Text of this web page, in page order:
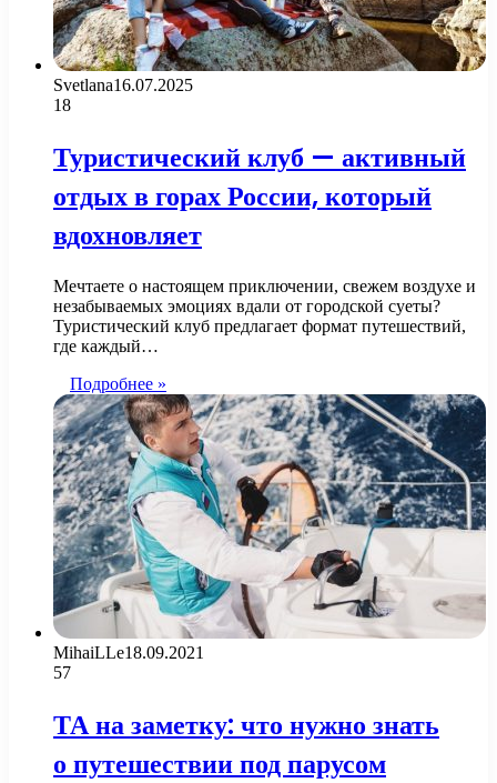
Svetlana16.07.2025
18
Туристический клуб — активный
отдых в горах России, который
вдохновляет
Мечтаете о настоящем приключении, свежем воздухе и
незабываемых эмоциях вдали от городской суеты?
Туристический клуб предлагает формат путешествий,
где каждый…
Подробнее »
MihaiLLe18.09.2021
57
ТА на заметку: что нужно знать
о путешествии под парусом